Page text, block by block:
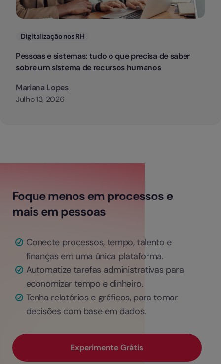
Categorias
Digitalização nos RH
Pessoas e sistemas: tudo o que precisa de saber
sobre um sistema de recursos humanos
Mariana Lopes
Julho 13, 2026
Foque menos em processos e
mais em pessoas
Conecte processos, tempo, talento e
finanças em uma única plataforma.
Automatize tarefas administrativas para
economizar tempo e dinheiro.
Tenha relatórios e gráficos, para tomar
decisões com base em dados.
Experimente Grátis